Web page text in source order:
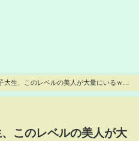
大生、このレベルの美人が大量にいるｗｗ
このレベルの美人が大